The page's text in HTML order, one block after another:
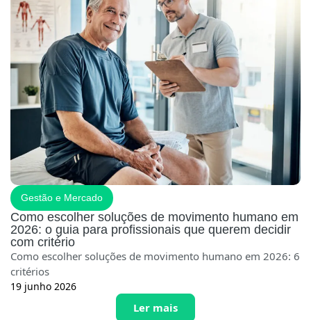
Gestão e Mercado
Como escolher soluções de movimento humano em
2026: o guia para profissionais que querem decidir
com critério
Como escolher soluções de movimento humano em 2026: 6
critérios
19 junho 2026
Ler mais